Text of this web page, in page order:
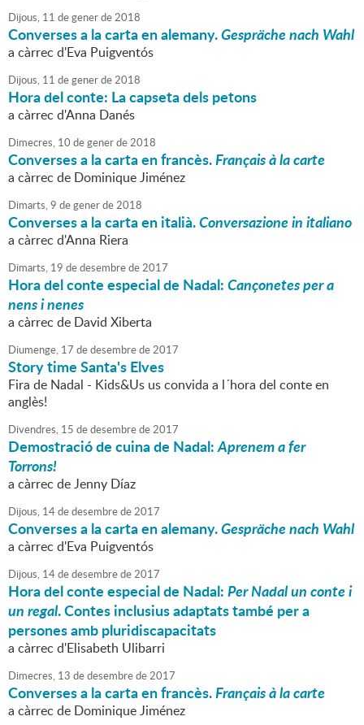
Dijous, 11 degenerde2018
Converses a la carta en alemany.Gespräche nach Wahl
a càrrec d'Eva Puigventós
Dijous, 11 degenerde2018
Hora del conte: La capseta dels petons
a càrrec d'Anna Danés
Dimecres, 10 degenerde2018
Converses a la carta en francès.Français à la carte
a càrrec de Dominique Jiménez
Dimarts,9 degenerde2018
Converses a la carta en italià.Conversazione in italiano
a càrrec d'Anna Riera
Dimarts, 19 dedesembrede2017
Hora del conte especial de Nadal:Cançonetes per a
nens i nenes
a càrrec de David Xiberta
Diumenge, 17 dedesembrede2017
Story time Santa's Elves
Fira de Nadal - Kids&Us us convida a l´hora del conte en
anglès!
Divendres, 15 dedesembrede2017
Demostració de cuina de Nadal:Aprenem a fer
Torrons!
a càrrec de Jenny Díaz
Dijous, 14dedesembrede2017
Converses a la carta en alemany.Gespräche nach Wahl
a càrrec d'Eva Puigventós
Dijous, 14dedesembrede2017
Hora del conte especial de Nadal:Per Nadal un conte i
un regal. Contes inclusius adaptats també per a
persones amb pluridiscapacitats
a càrrec d'Elisabeth Ulibarri
Dimecres, 13 dedesembrede2017
Converses a la carta en francès.Français à la carte
a càrrec de Dominique Jiménez